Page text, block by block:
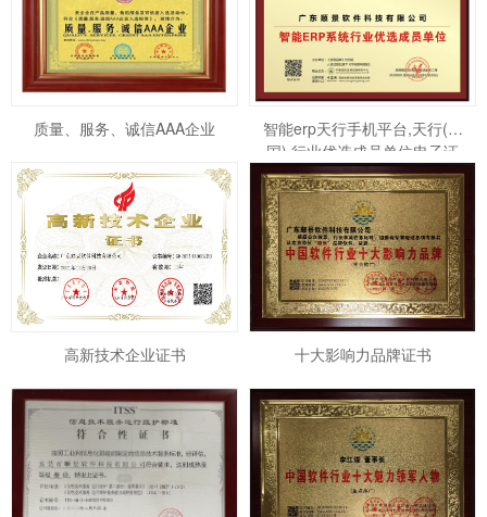
质量、服务、诚信AAA企业
智能erp天行手机平台,天行(中
国) 行业优选成员单位电子证
书
高新技术企业证书 十大影响力品牌证书